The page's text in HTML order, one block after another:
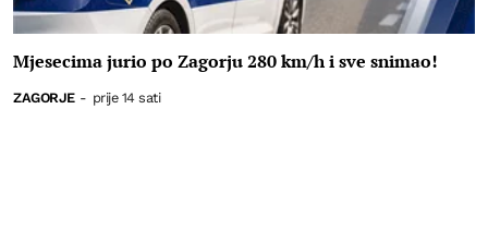
Mjesecima jurio po Zagorju 280 km/h i sve snimao!
ZAGORJE - prije 14 sati